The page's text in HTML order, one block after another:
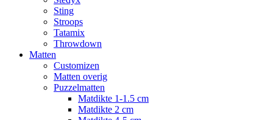
Sting
Stroops
Tatamix
Throwdown
Matten
Customizen
Matten overig
Puzzelmatten
Matdikte 1-1.5 cm
Matdikte 2 cm